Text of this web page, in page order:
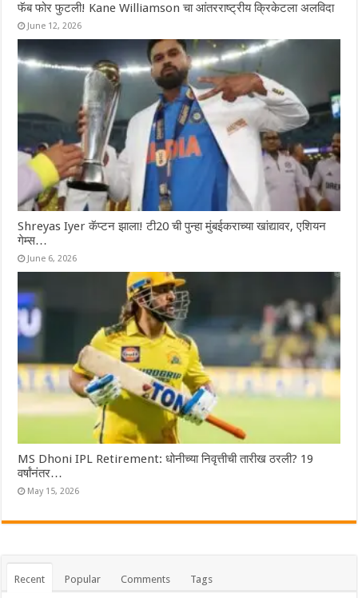
फॅब फोर फुटली! Kane Williamson चा आंतरराष्ट्रीय क्रिकेटला अलविदा
June 12, 2026
Shreyas Iyer कॅप्टन झाला! टी20 ची पुन्हा मुंबईकराच्या खांद्यावर, एशियन
गेम्स…
June 6, 2026
MS Dhoni IPL Retirement: धोनीच्या निवृत्तीची तारीख ठरली? 19
वर्षांनंतर…
May 15, 2026
Recent Popular Comments Tags